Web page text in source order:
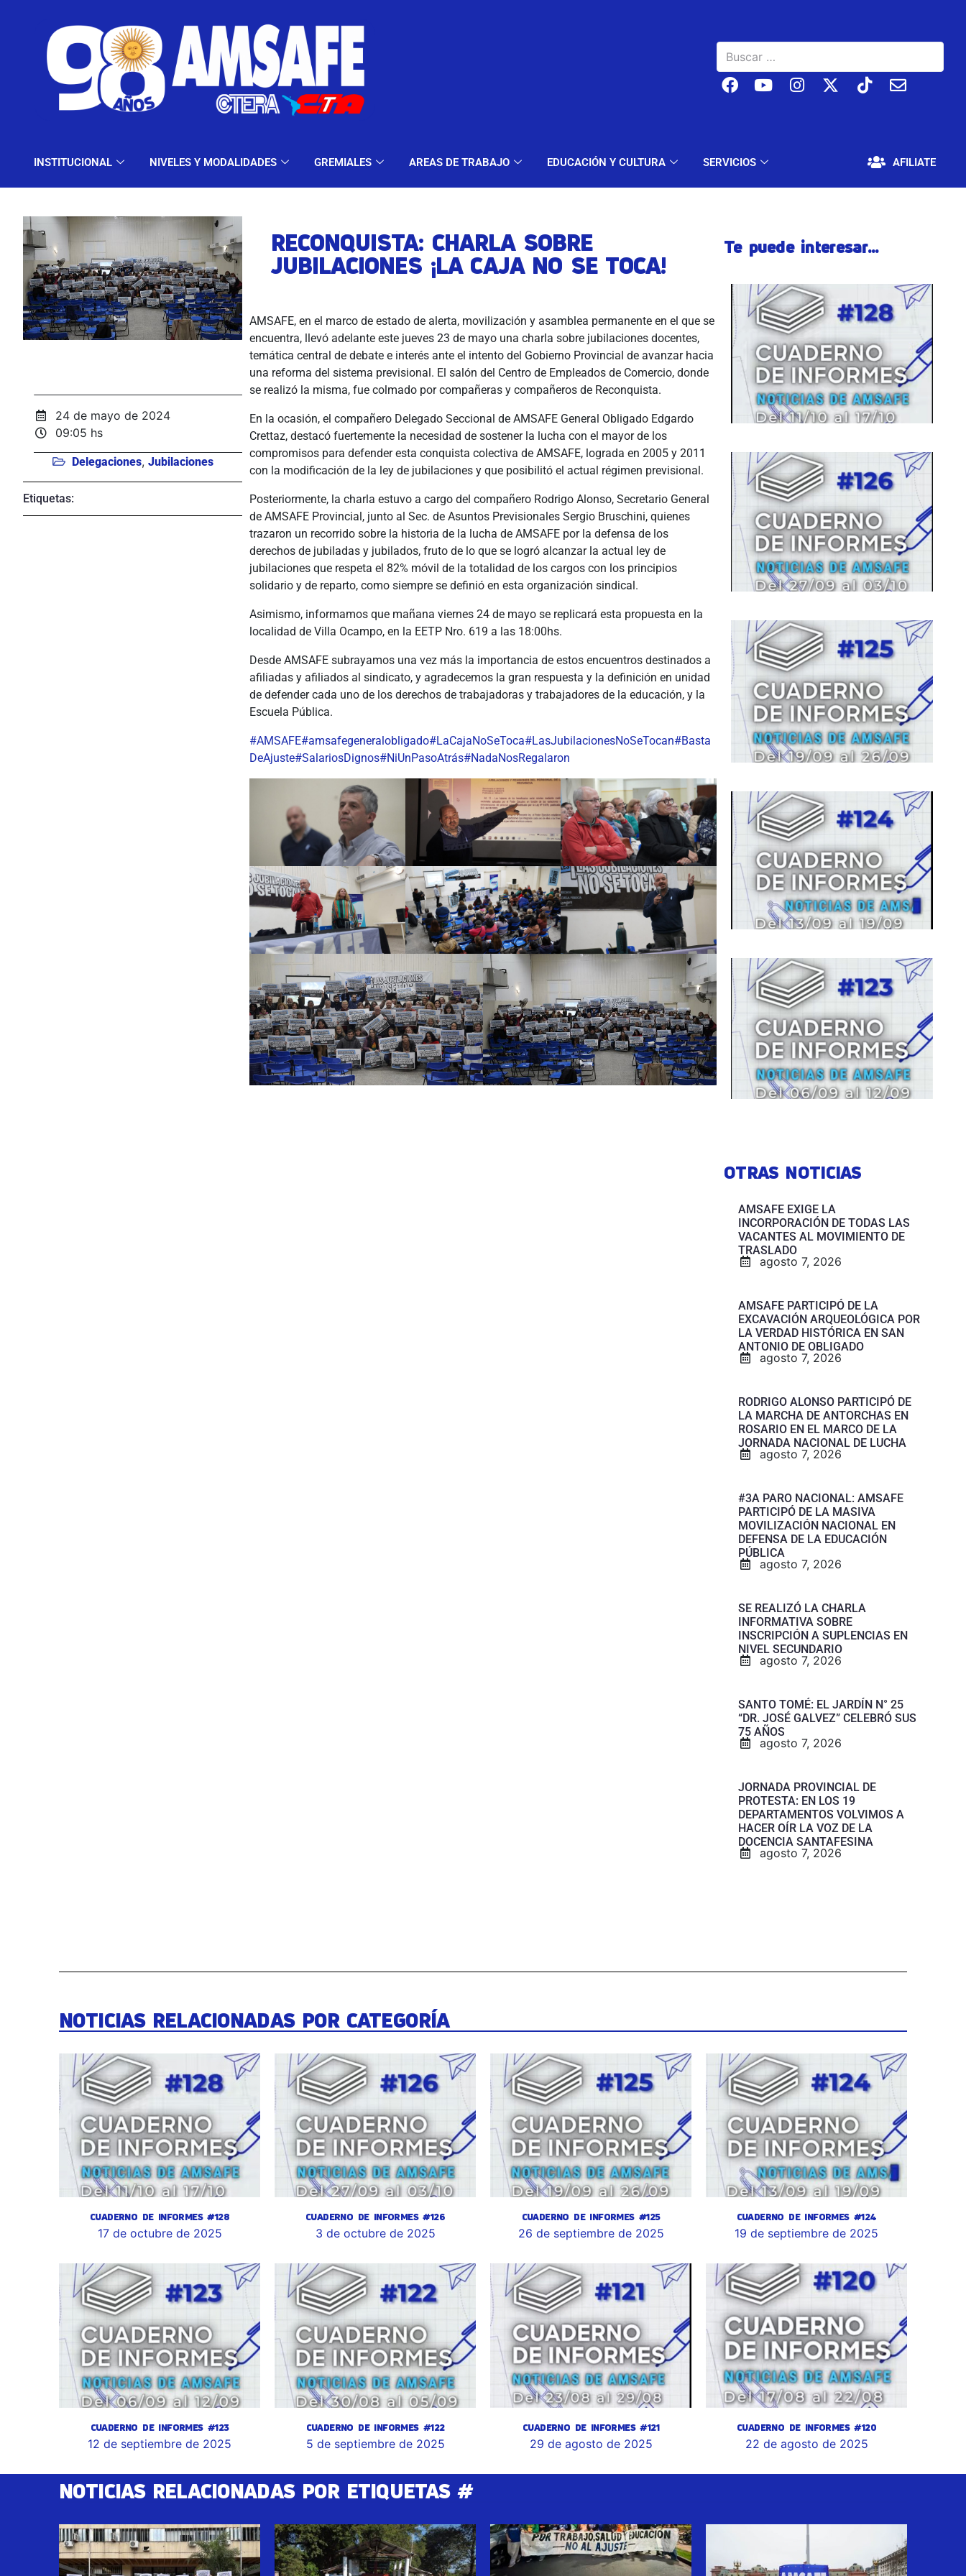
INSTITUCIONAL NIVELES Y MODALIDADES GREMIALES AREAS DE TRABAJO EDUCACIÓN Y CULTURA SERVICIOS AFILIATE
INSTITUCIONAL NIVELES Y MODALIDADES GREMIALES AREAS DE TRABAJO EDUCACIÓN Y CULTURA SERVICIOS
24 de mayo de 2024
09:05 hs
Delegaciones, Jubilaciones
Etiquetas:
RECONQUISTA: CHARLA SOBRE
JUBILACIONES ¡LA CAJA NO SE TOCA!
AMSAFE, en el marco de estado de alerta, movilización y asamblea permanente en el que se
encuentra, llevó adelante este jueves 23 de mayo una charla sobre jubilaciones docentes,
temática central de debate e interés ante el intento del Gobierno Provincial de avanzar hacia
una reforma del sistema previsional. El salón del Centro de Empleados de Comercio, donde
se realizó la misma, fue colmado por compañeras y compañeros de Reconquista.
En la ocasión, el compañero Delegado Seccional de AMSAFE General Obligado Edgardo
Crettaz, destacó fuertemente la necesidad de sostener la lucha con el mayor de los
compromisos para defender esta conquista colectiva de AMSAFE, lograda en 2005 y 2011
con la modificación de la ley de jubilaciones y que posibilitó el actual régimen previsional.
Posteriormente, la charla estuvo a cargo del compañero Rodrigo Alonso, Secretario General
de AMSAFE Provincial, junto al Sec. de Asuntos Previsionales Sergio Bruschini, quienes
trazaron un recorrido sobre la historia de la lucha de AMSAFE por la defensa de los
derechos de jubiladas y jubilados, fruto de lo que se logró alcanzar la actual ley de
jubilaciones que respeta el 82% móvil de la totalidad de los cargos con los principios
solidario y de reparto, como siempre se definió en esta organización sindical.
Asimismo, informamos que mañana viernes 24 de mayo se replicará esta propuesta en la
localidad de Villa Ocampo, en la EETP Nro. 619 a las 18:00hs.
Desde AMSAFE subrayamos una vez más la importancia de estos encuentros destinados a
afiliadas y afiliados al sindicato, y agradecemos la gran respuesta y la definición en unidad
de defender cada uno de los derechos de trabajadoras y trabajadores de la educación, y la
Escuela Pública.
#AMSAFE#amsafegeneralobligado#LaCajaNoSeToca#LasJubilacionesNoSeTocan#Basta
DeAjuste#SalariosDignos#NiUnPasoAtrás#NadaNosRegalaron
Te puede interesar...
OTRAS NOTICIAS
AMSAFE EXIGE LA
INCORPORACIÓN DE TODAS LAS
VACANTES AL MOVIMIENTO DE
TRASLADO
agosto 7, 2026
AMSAFE PARTICIPÓ DE LA
EXCAVACIÓN ARQUEOLÓGICA POR
LA VERDAD HISTÓRICA EN SAN
ANTONIO DE OBLIGADO
agosto 7, 2026
RODRIGO ALONSO PARTICIPÓ DE
LA MARCHA DE ANTORCHAS EN
ROSARIO EN EL MARCO DE LA
JORNADA NACIONAL DE LUCHA
agosto 7, 2026
#3A PARO NACIONAL: AMSAFE
PARTICIPÓ DE LA MASIVA
MOVILIZACIÓN NACIONAL EN
DEFENSA DE LA EDUCACIÓN
PÚBLICA
agosto 7, 2026
SE REALIZÓ LA CHARLA
INFORMATIVA SOBRE
INSCRIPCIÓN A SUPLENCIAS EN
NIVEL SECUNDARIO
agosto 7, 2026
SANTO TOMÉ: EL JARDÍN N° 25
“DR. JOSÉ GALVEZ” CELEBRÓ SUS
75 AÑOS
agosto 7, 2026
JORNADA PROVINCIAL DE
PROTESTA: EN LOS 19
DEPARTAMENTOS VOLVIMOS A
HACER OÍR LA VOZ DE LA
DOCENCIA SANTAFESINA
agosto 7, 2026
NOTICIAS RELACIONADAS POR CATEGORÍA
CUADERNO DE INFORMES #128
17 de octubre de 2025
CUADERNO DE INFORMES #126
3 de octubre de 2025
CUADERNO DE INFORMES #125
26 de septiembre de 2025
CUADERNO DE INFORMES #124
19 de septiembre de 2025
CUADERNO DE INFORMES #123
12 de septiembre de 2025
CUADERNO DE INFORMES #122
5 de septiembre de 2025
CUADERNO DE INFORMES #121
29 de agosto de 2025
CUADERNO DE INFORMES #120
22 de agosto de 2025
NOTICIAS RELACIONADAS POR ETIQUETAS #